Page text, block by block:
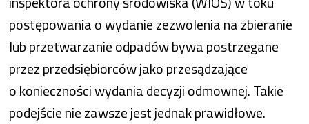
postępowania o wydanie zezwolenia na zbieranie
lub przetwarzanie odpadów bywa postrzegane
przez przedsiębiorców jako przesądzające
o konieczności wydania decyzji odmownej. Takie
podejście nie zawsze jest jednak prawidłowe.